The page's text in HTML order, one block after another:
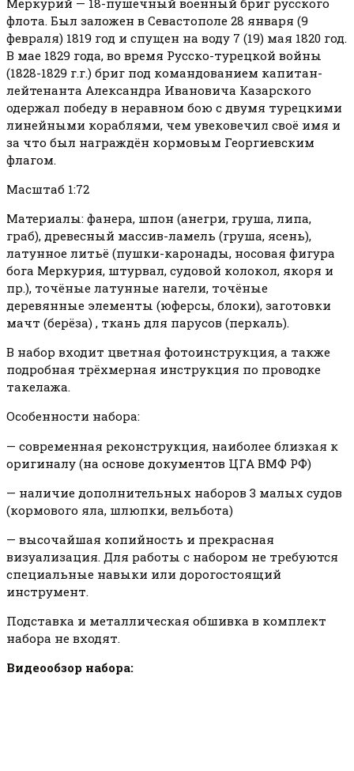
флота. Был заложен в Севастополе 28 января (9
февраля) 1819 год и спущен на воду 7 (19) мая 1820 год.
В мае 1829 года, во время Русско-турецкой войны
(1828-1829 г.г.) бриг под командованием капитан-
лейтенанта Александра Ивановича Казарского
одержал победу в неравном бою с двумя турецкими
линейными кораблями, чем увековечил своё имя и
за что был награждён кормовым Георгиевским
флагом.
Масштаб 1:72
Материалы: фанера, шпон (анегри, груша, липа,
граб), древесный массив-ламель (груша, ясень),
латунное литьё (пушки-каронады, носовая фигура
бога Меркурия, штурвал, судовой колокол, якоря и
пр.), точёные латунные нагели, точёные
деревянные элементы (юферсы, блоки), заготовки
мачт (берёза) , ткань для парусов (перкаль).
В набор входит цветная фотоинструкция, а также
подробная трёхмерная инструкция по проводке
такелажа.
Особенности набора:
— современная реконструкция, наиболее близкая к
оригиналу (на основе документов ЦГА ВМФ РФ)
— наличие дополнительных наборов 3 малых судов
(кормового яла, шлюпки, вельбота)
— высочайшая копийность и прекрасная
визуализация. Для работы с набором не требуются
специальные навыки или дорогостоящий
инструмент.
Подставка и металлическая обшивка в комплект
набора не входят.
Видеообзор набора: